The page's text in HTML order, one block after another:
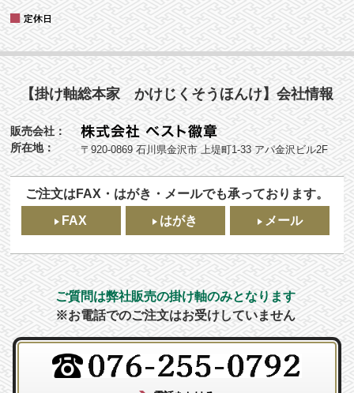
【掛け軸総本家 かけじくそうほんけ】会社情報
販売会社：
所在地：
〒920-0869 石川県金沢市 上堤町1-33 アパ金沢ビル2F
ご注文はFAX・はがき・メールでも承っております。
FAX
はがき メール
ご質問は弊社販売の掛け軸のみとなります
※お電話でのご注文はお受けしていません